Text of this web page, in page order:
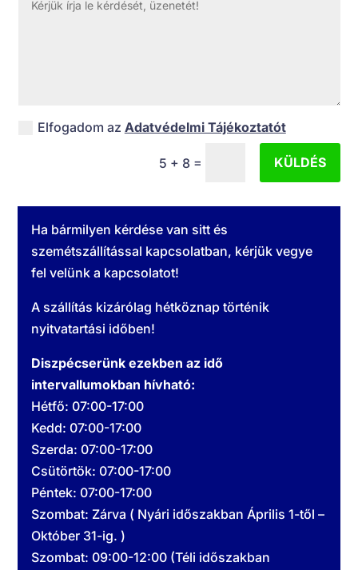
Elfogadom az Adatvédelmi Tájékoztatót
5 + 8= KÜLDÉS
Ha bármilyen kérdése van sitt és
szemétszállítással kapcsolatban, kérjük vegye
fel velünk a kapcsolatot!
A szállítás kizárólag hétköznap történik
nyitvatartási időben!
Diszpécserünk ezekben az idő
intervallumokban hívható:
Hétfő: 07:00-17:00
Kedd: 07:00-17:00
Szerda: 07:00-17:00
Csütörtök: 07:00-17:00
Péntek: 07:00-17:00
Szombat: Zárva ( Nyári időszakban Április 1-től –
Október 31-ig. )
Szombat: 09:00-12:00 (Téli időszakban